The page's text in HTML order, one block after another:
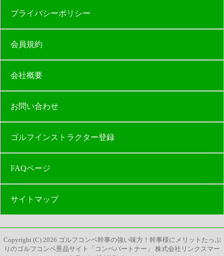
プライバシーポリシー
会員規約
会社概要
お問い合わせ
ゴルフインストラクター登録
FAQページ
サイトマップ
Copyright (C) 2026 ゴルフコンペ幹事の強い味方！幹事様にメリットたっぷ
りのゴルフコンペ景品サイト「コンペパートナー」 株式会社リンクスマー